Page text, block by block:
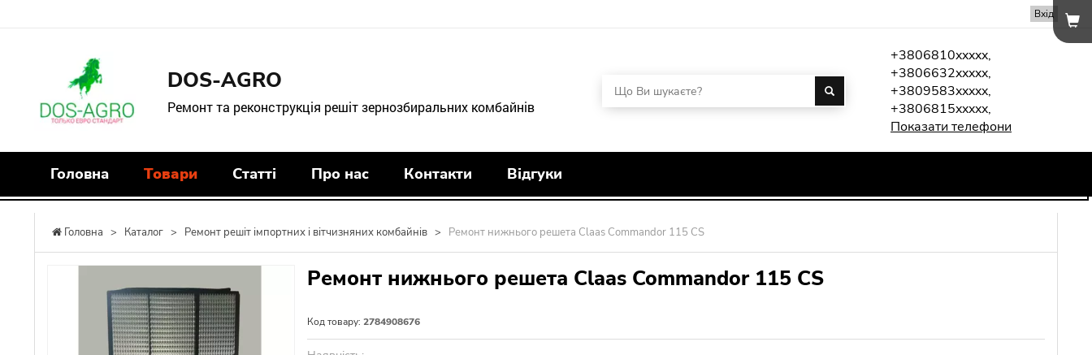
Вхід
DOS-AGRO
Ремонт та реконструкція решіт зернозбиральних комбайнів
+3806810xxxxx,
+3806632xxxxx,
+3809583xxxxx,
+3806815xxxxx,
Показати телефони
Головна Товари Статті Про нас Контакти Відгуки
Головна > Каталог > Ремонт решіт імпортних і вітчизняних комбайнів > Ремонт нижнього решета Claas Commandor 115 CS
Ремонт нижнього решета Claas Commandor 115 CS
Код товару: 2784908676